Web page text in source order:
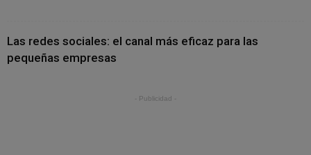
Las redes sociales: el canal más eficaz para las
pequeñas empresas
- Publicidad -